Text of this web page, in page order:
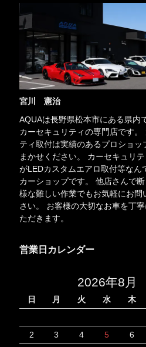
宮川 憲治
AQUAは長野県松本市にある県内
カーセキュリティの専門店です。
ティ取付は実績のあるプロショッ
まかせください。 カーセキュリ
がLEDカスタムエアロ取付等なん
カーショップです。 他店さんで
様な難しい作業でもお気軽にお問
さい。 お客様の大切なお車を丁
ただきます。
営業日カレンダー
2026年8月
日 月 火 水 木
2
3 4 5 6